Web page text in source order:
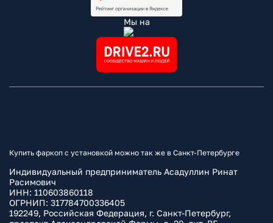
Мы на
Купить фаркоп с установкой можно так же в Санкт-Петербурге
Индивидуальный предприниматель Асадуллин Ринат
Расимович
ИНН: 110603860118
ОГРНИП: 317784700336405
192249, Российская Федерация, г. Санкт-Петербург,